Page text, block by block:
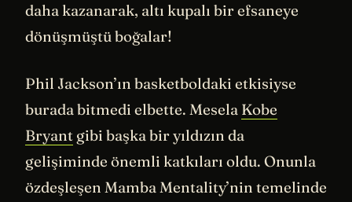
daha kazanarak, altı kupalı bir efsaneye
dönüşmüştü boğalar!
Phil Jackson’ın basketboldaki etkisiyse
burada bitmedi elbette. Mesela Kobe
Bryant gibi başka bir yıldızın da
gelişiminde önemli katkıları oldu. Onunla
özdeşleşen Mamba Mentality’nin temelinde